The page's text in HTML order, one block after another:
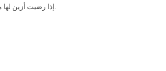
إذا رضيت أزين لها من خاتم من حديد، يعلمها سورة من القرآن أو آية من القرآن؛ نعمة عظيمة.